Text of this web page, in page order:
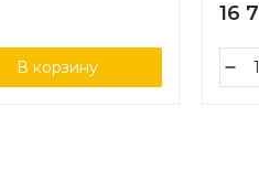
В корзину
16